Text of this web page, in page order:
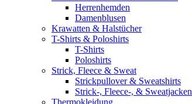
Herrenhemden
Damenblusen
Krawatten & Halstücher
T-Shirts & Poloshirts
T-Shirts
Poloshirts
Strick, Fleece & Sweat
Strickpullover & Sweatshirts
Strick-, Fleece-, & Sweatjacken
Thermokleidung